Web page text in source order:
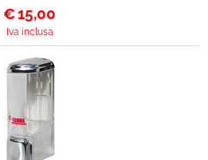
€15,00
Iva inclusa